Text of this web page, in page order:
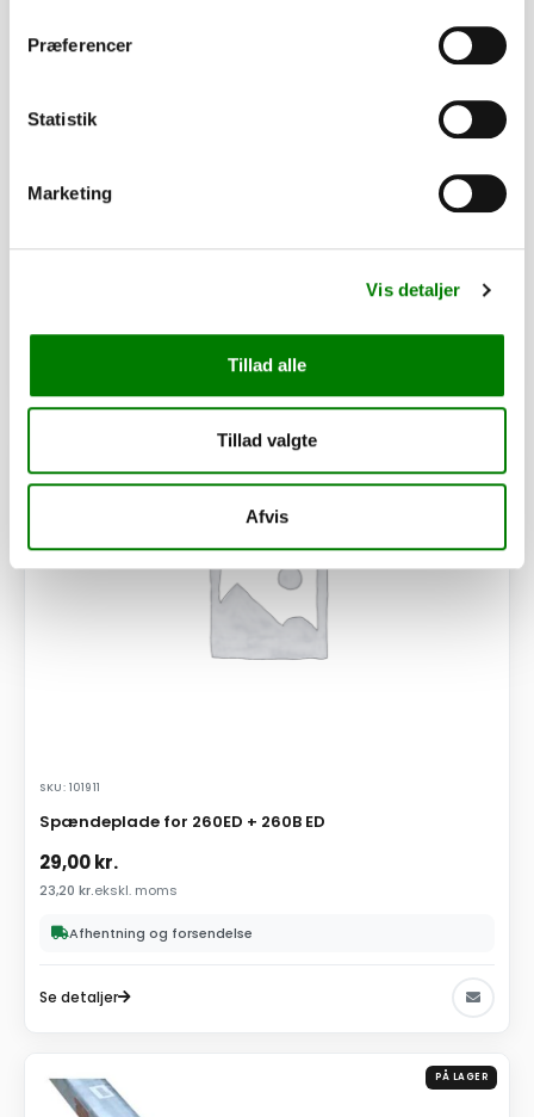
Præferencer
Statistik
Marketing
Vis detaljer
Tillad alle
Tillad valgte
Afvis
Surringskrog udvendig
SKU: 101911
Spændeplade for 260ED + 260B ED
29,00kr.
23,20 kr.ekskl. moms
Afhentning og forsendelse
Se detaljer
PÅ LAGER